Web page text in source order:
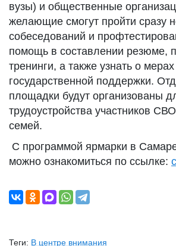
вузы) и общественные
желающие смогут пройти сразу
собеседований и
помощь в составлении резюме,
тренинги, а также узнать о мерах
государственной поддержки.
площадки будут организованы
трудоустройства участников
семей.
С программой ярмарки в
можно ознакомиться по ссылке:
Теги: В центре внимания